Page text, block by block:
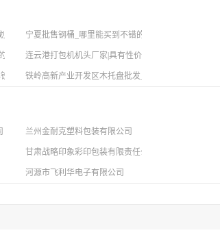
算的宁夏钢桶
宁夏批售钢桶_哪里能买到不错的宁夏钢桶
P328电动打包机供应商是哪家
连云港打包机机头厂家|具有性价比的打包机机头在哪买
西木方哪家好
铁岭高新产业开发区木托盘批发_品牌好的木托盘公司
兰州金耐克塑料包装有限公司
甘肃战略印象彩印包装有限责任公司
河源市飞利华电子有限公司